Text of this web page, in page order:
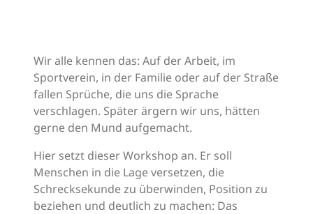
Wir alle kennen das: Auf der Arbeit, im
Sportverein, in der Familie oder auf der Straße
fallen Sprüche, die uns die Sprache
verschlagen. Später ärgern wir uns, hätten
gerne den Mund aufgemacht.
Hier setzt dieser Workshop an. Er soll
Menschen in die Lage versetzen, die
Schrecksekunde zu überwinden, Position zu
beziehen und deutlich zu machen: Das